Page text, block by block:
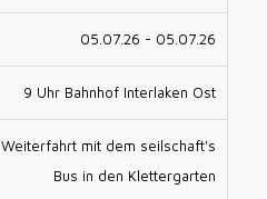
05.07.26 - 05.07.26
9 Uhr Bahnhof Interlaken Ost
Weiterfahrt mit dem seilschaft's
Bus in den Klettergarten